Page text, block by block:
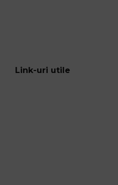
Link-uri utile